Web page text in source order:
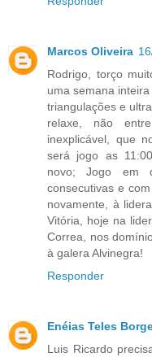
Marcos Oliveira
Rodrigo, torço
uma semana
triangulações e
relaxe, não
inexplicável, que
será jogo as
novo; Jogo em
consecutivas e
novamente, à
Vitória, hoje na
Correa, nos
à galera Alvinegra!
Responder
Enéias Teles
Luis Ricardo